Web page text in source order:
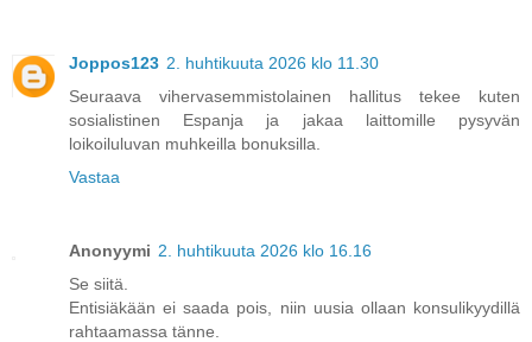
Joppos123 2. huhtikuuta 2026 klo 11.30
Seuraava vihervasemmistolainen hallitus tekee kuten
sosialistinen Espanja ja jakaa laittomille pysyvän
loikoiluluvan muhkeilla bonuksilla.
Vastaa
Anonyymi 2. huhtikuuta 2026 klo 16.16
Se siitä.
Entisiäkään ei saada pois, niin uusia ollaan konsulikyydillä
rahtaamassa tänne.